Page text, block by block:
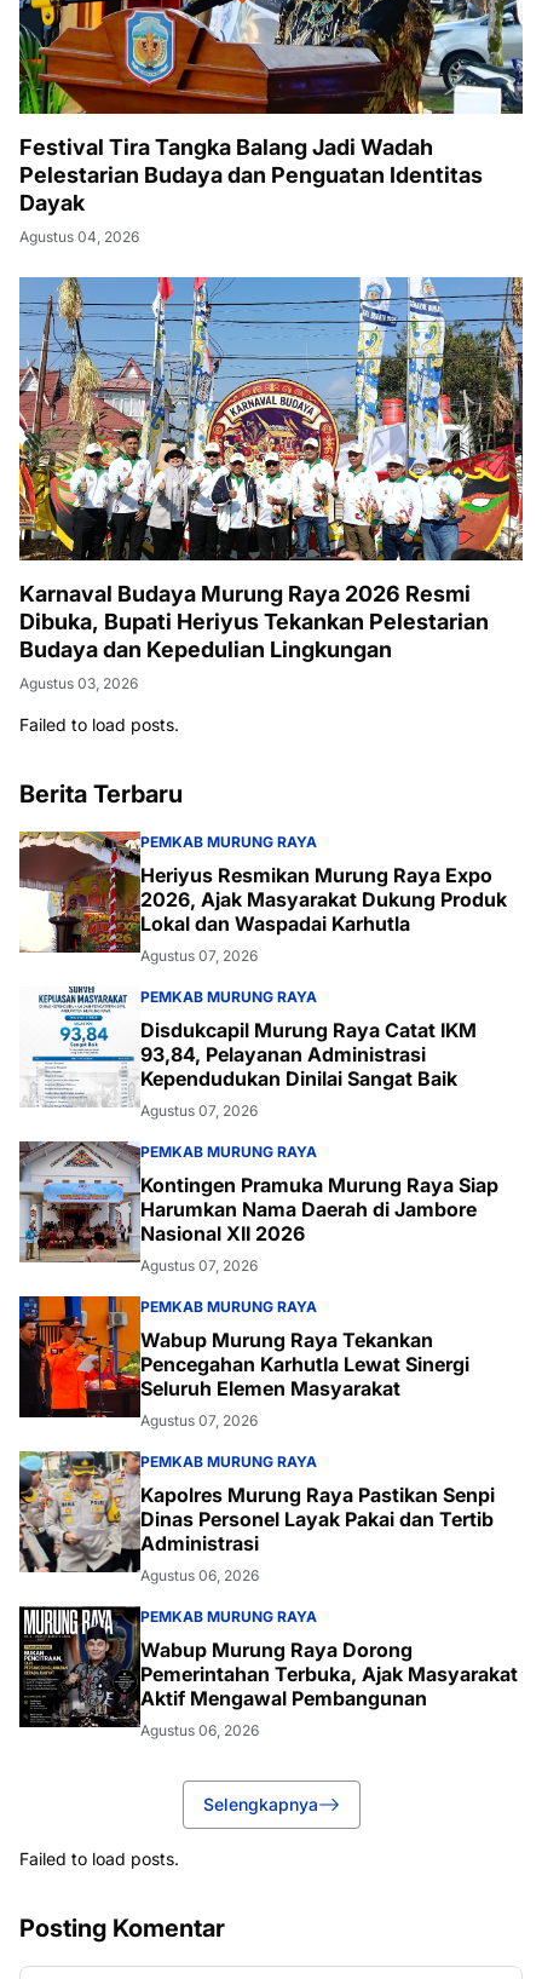
Festival Tira Tangka Balang Jadi Wadah
Pelestarian Budaya dan Penguatan Identitas
Dayak
Agustus 04, 2026
Karnaval Budaya Murung Raya 2026 Resmi
Dibuka, Bupati Heriyus Tekankan Pelestarian
Budaya dan Kepedulian Lingkungan
Agustus 03, 2026
Failed to load posts.
Berita Terbaru
PEMKAB MURUNG RAYA
Heriyus Resmikan Murung Raya Expo
2026, Ajak Masyarakat Dukung Produk
Lokal dan Waspadai Karhutla
Agustus 07, 2026
PEMKAB MURUNG RAYA
Disdukcapil Murung Raya Catat IKM
93,84, Pelayanan Administrasi
Kependudukan Dinilai Sangat Baik
Agustus 07, 2026
PEMKAB MURUNG RAYA
Kontingen Pramuka Murung Raya Siap
Harumkan Nama Daerah di Jambore
Nasional XII 2026
Agustus 07, 2026
PEMKAB MURUNG RAYA
Wabup Murung Raya Tekankan
Pencegahan Karhutla Lewat Sinergi
Seluruh Elemen Masyarakat
Agustus 07, 2026
PEMKAB MURUNG RAYA
Kapolres Murung Raya Pastikan Senpi
Dinas Personel Layak Pakai dan Tertib
Administrasi
Agustus 06, 2026
PEMKAB MURUNG RAYA
Wabup Murung Raya Dorong
Pemerintahan Terbuka, Ajak Masyarakat
Aktif Mengawal Pembangunan
Agustus 06, 2026
Selengkapnya
Failed to load posts.
Posting Komentar